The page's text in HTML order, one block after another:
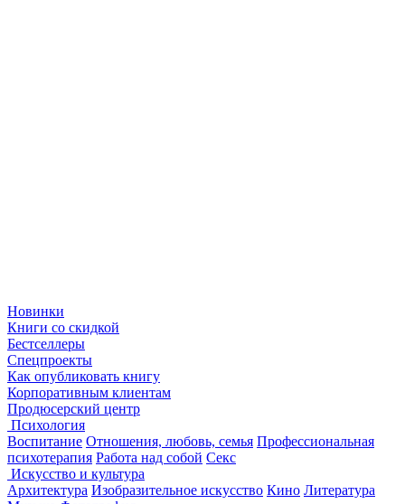
Новинки
Книги со скидкой
Бестселлеры
Спецпроекты
Как опубликовать книгу
Корпоративным клиентам
Продюсерский центр
Психология
Воспитание Отношения, любовь, семья Профессиональная
психотерапия Работа над собой Секс
Искусство и культура
Архитектура Изобразительное искусство Кино Литература